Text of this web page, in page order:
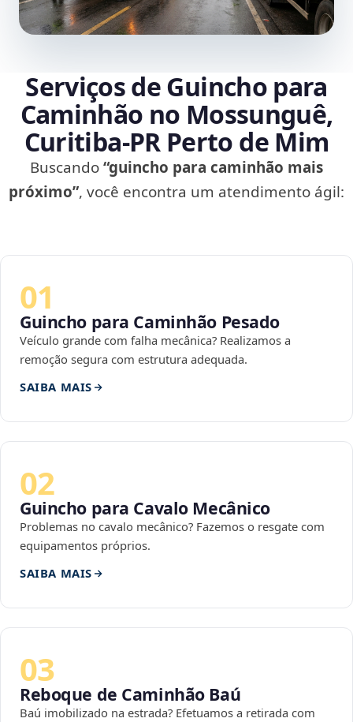
Serviços de Guincho para
Caminhão no Mossunguê,
Curitiba‑PR Perto de Mim
Buscando“guincho para caminhão mais
próximo”, você encontra um atendimento ágil:
01
Guincho para Caminhão Pesado
Veículo grande com falha mecânica? Realizamos a
remoção segura com estrutura adequada.
SAIBA MAIS
02
Guincho para Cavalo Mecânico
Problemas no cavalo mecânico? Fazemos o resgate com
equipamentos próprios.
SAIBA MAIS
03
Reboque de Caminhão Baú
Baú imobilizado na estrada? Efetuamos a retirada com